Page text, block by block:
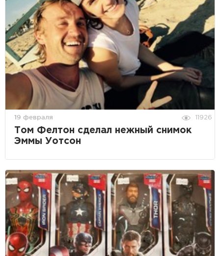
19 февраля 11926
Том Фелтон сделал нежный снимок
Эммы Уотсон